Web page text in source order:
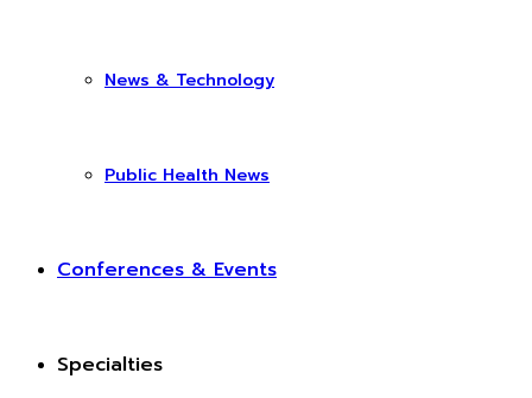
News & Technology
Public Health News
Conferences & Events
Specialties